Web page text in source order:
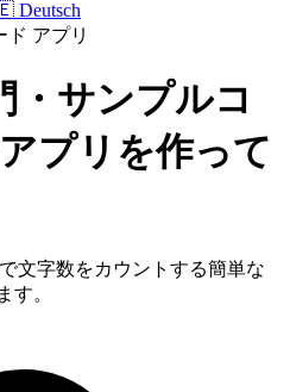
Deutsch
ド アプリ
・サンプルコ
プリを作って
文字数をカウントする簡単な
す。